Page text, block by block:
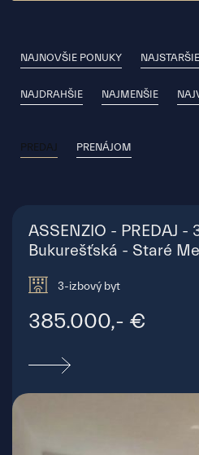
NAJNOVŠIE PONUKY
NAJDRAHŠIE NAJMENŠIE
PREDAJ PRENÁJOM
ASSENZIO - PREDAJ
Bukurešťská - Staré
3-izbový byt
385.000,- €